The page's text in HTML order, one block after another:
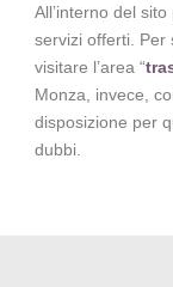
All’interno del
servizi offerti. Per
visitare l’area “
Monza, invece,
disposizione per
dubbi.